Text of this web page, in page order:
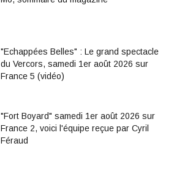
"Echappées Belles" : Le grand spectacle
du Vercors, samedi 1er août 2026 sur
France 5 (vidéo)
"Fort Boyard" samedi 1er août 2026 sur
France 2, voici l'équipe reçue par Cyril
Féraud